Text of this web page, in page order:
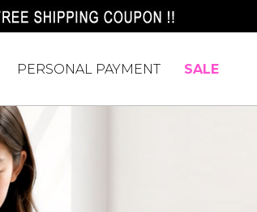
PERSONAL PAYMENT SALE